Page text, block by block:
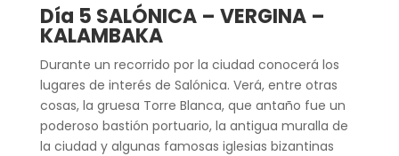
Día 5 SALÓNICA – VERGINA –
KALAMBAKA
Durante un recorrido por la ciudad conocerá los
lugares de interés de Salónica. Verá, entre otras
cosas, la gruesa Torre Blanca, que antaño fue un
poderoso bastión portuario, la antigua muralla de
la ciudad y algunas famosas iglesias bizantinas